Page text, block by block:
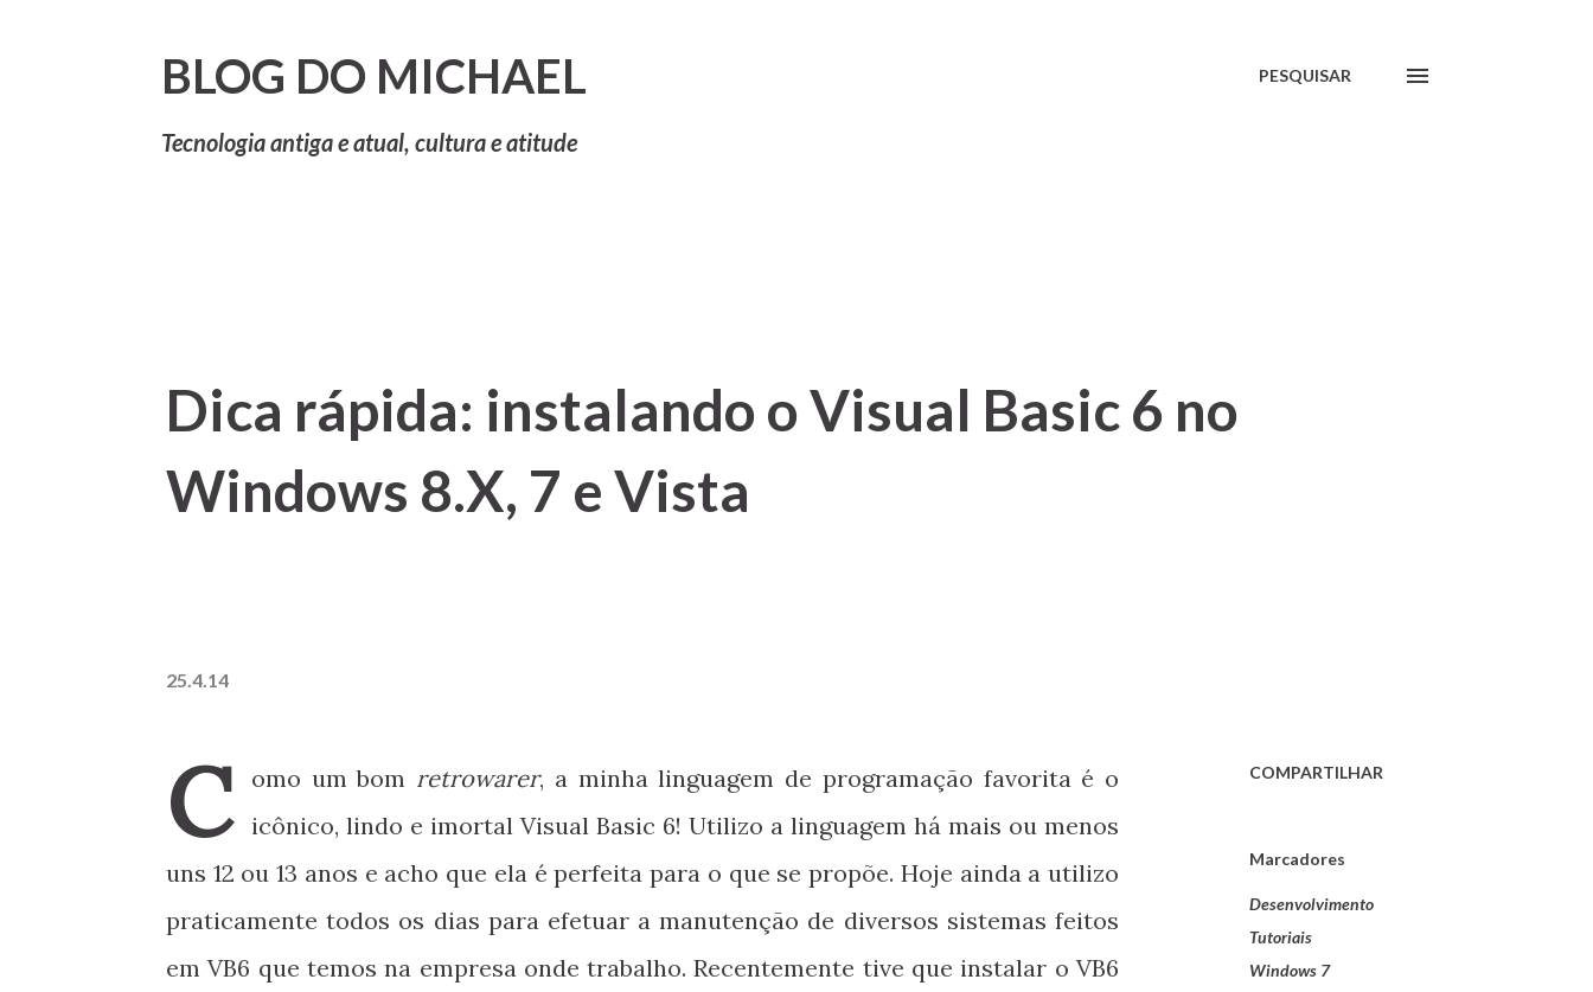
BLOG DO MICHAEL
Tecnologia antiga e atual, cultura e atitude
PESQUISAR
Dica rápida: instalando o Visual Basic 6 no
Windows 8.X, 7 e Vista
25.4.14
C omo um bom retrowarer, a minha linguagem de programação favorita é o
icônico, lindo e imortal Visual Basic 6! Utilizo a linguagem há mais ou menos
uns 12 ou 13 anos e acho que ela é perfeita para o que se propõe. Hoje ainda a utilizo
praticamente todos os dias para efetuar a manutenção de diversos sistemas feitos
em VB6 que temos na empresa onde trabalho. Recentemente tive que instalar o VB6
COMPARTILHAR
Marcadores
Desenvolvimento
Tutoriais
Windows 7